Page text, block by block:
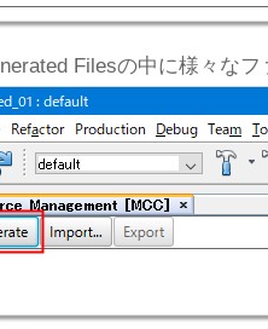
Filesの中に様々な